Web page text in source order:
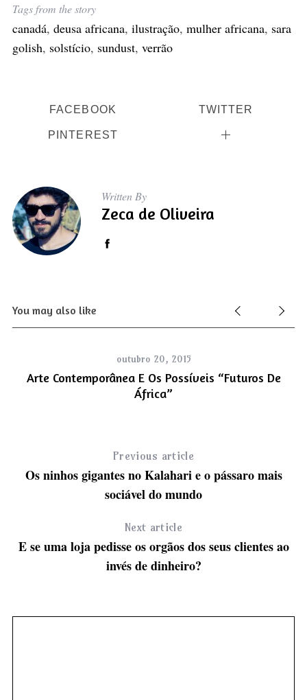
Tags from the story
canadá, deusa africana, ilustração, mulher africana, sara
golish, solstício, sundust, verrão
FACEBOOK TWITTER
PINTEREST
Written By
Zeca de Oliveira
You may also like
outubro 20, 2015
Arte Contemporânea E Os Possíveis “futuros De
África”
Previous article
Os ninhos gigantes no Kalahari e o pássaro mais
sociável do mundo
Next article
E se uma loja pedisse os orgãos dos seus clientes ao
invés de dinheiro?
r
h
: